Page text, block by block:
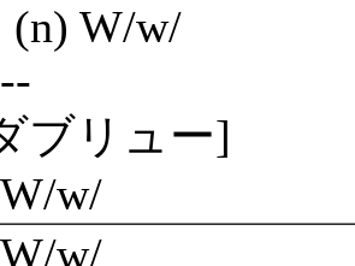
W/w/
ブリュー]
w/
w/